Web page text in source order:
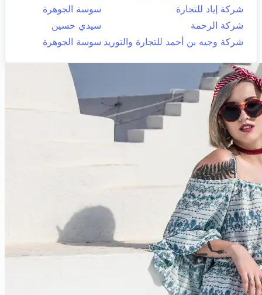
شركة إياد للتجارة
سوسة الجوهرة
شركة الرحمة
سيدي حسين
شركة وجيه بن أحمد للتجارة والتوريد سوسة الجوهرة